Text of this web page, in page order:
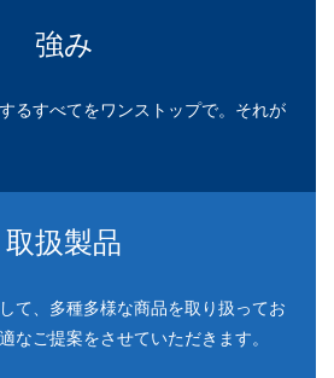
強み
るすべてをワンストップで。それが
取扱製品
て、多種多様な商品を取り扱ってお
なご提案をさせていただきます。